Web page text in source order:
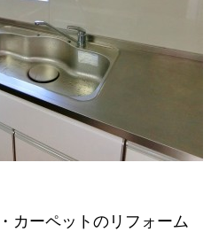
カーペットのリフォーム